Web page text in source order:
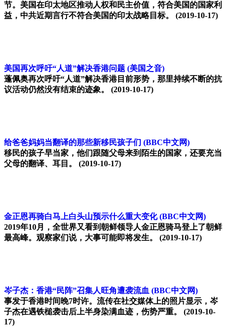
节。美国在印太地区推动人权和民主价值，符合美国的国家利
益，中共近期言行不符合美国的印太战略目标。
(2019-10-17)
美国再次呼吁“人道”解决香港问题 (美国之音)
蓬佩奥再次呼吁“人道”解决香港目前形势，那里持续不断的抗
议活动仍然没有结束的迹象。 (2019-10-17)
给爸爸妈妈当翻译的那些新移民孩子们 (BBC中文网)
移民的孩子早当家，他们跟随父母来到陌生的国家，还要充当
父母的翻译、耳目。
(2019-10-17)
金正恩再骑白马上白头山预示什么重大变化 (BBC中文网)
2019年10月，全世界又看到朝鲜领导人金正恩骑马登上了朝鲜
最高峰。观察家们说，大事可能即将发生。
(2019-10-17)
岑子杰：香港“民阵”召集人旺角遭袭流血 (BBC中文网)
事发于香港时间晚7时许。流传在社交媒体上的照片显示，岑
子杰在遇铁槌袭击后上半身染满血迹，伤势严重。
(2019-10-
17)